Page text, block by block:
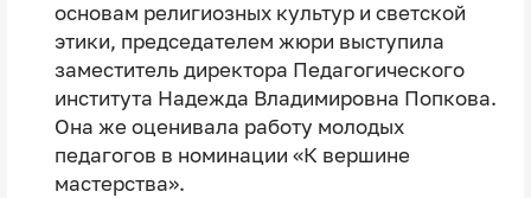
основам религиозных культур и светской
этики, председателем жюри выступила
заместитель директора Педагогического
института Надежда Владимировна Попкова.
Она же оценивала работу молодых
педагогов в номинации «К вершине
мастерства».